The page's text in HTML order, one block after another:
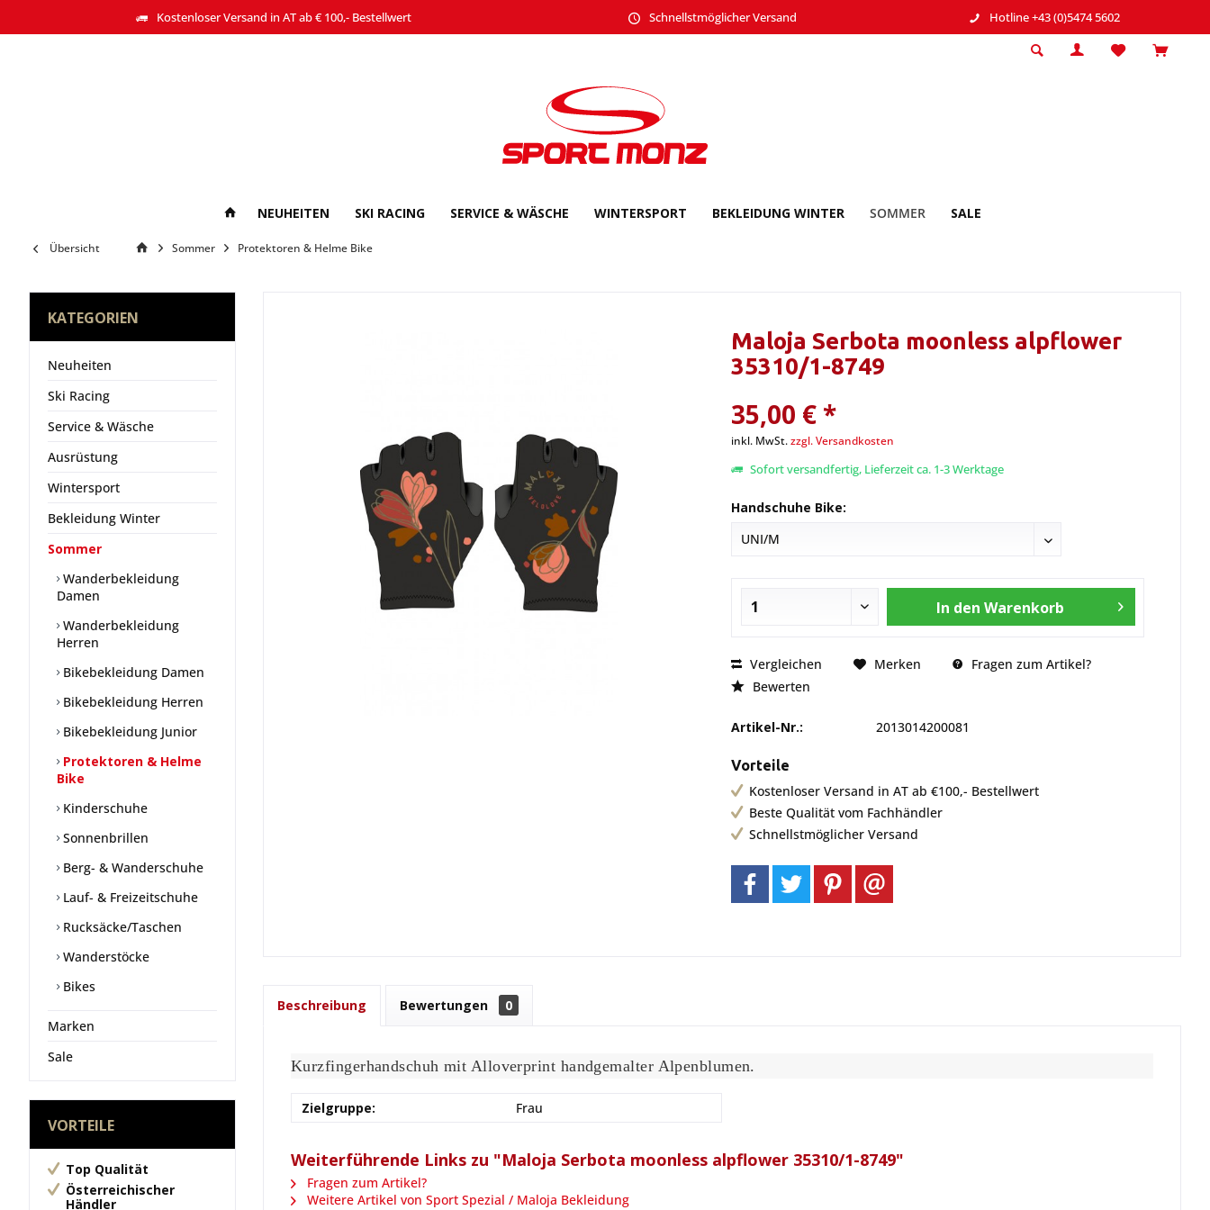
Kostenloser Versand in AT ab € 100,- Bestellwert Schnellstmöglicher Versand Hotline +43 (0)5474 5602
NEUHEITEN SKI RACING SERVICE & WÄSCHE WINTERSPORT BEKLEIDUNG WINTER SOMMER SALE
Übersicht Sommer Protektoren & Helme Bike
KATEGORIEN
Neuheiten
Ski Racing
Service & Wäsche
Ausrüstung
Wintersport
Bekleidung Winter
Sommer
Wanderbekleidung
Damen
Wanderbekleidung
Herren
Bikebekleidung Damen
Bikebekleidung Herren
Bikebekleidung Junior
Protektoren & Helme
Bike
Kinderschuhe
Sonnenbrillen
Berg- & Wanderschuhe
Lauf- & Freizeitschuhe
Rucksäcke/Taschen
Wanderstöcke
Bikes
Marken
Sale
VORTEILE
Top Qualität
Österreichischer
Händler
Maloja Serbota moonless alpflower
35310/1-8749
35,00 € *
inkl. MwSt.zzgl. Versandkosten
Sofort versandfertig, Lieferzeit ca. 1-3 Werktage
Handschuhe Bike:
In den Warenkorb
Vergleichen Merken
Fragen zum Artikel?
Bewerten
Artikel-Nr.: 2013014200081
Vorteile
Kostenloser Versand in AT ab €100,- Bestellwert
Beste Qualität vom Fachhändler
Schnellstmöglicher Versand
Beschreibung Bewertungen 0
Kurzfingerhandschuh mit Alloverprint handgemalter Alpenblumen.
Zielgruppe: Frau
Weiterführende Links zu "Maloja Serbota moonless alpflower 35310/1-8749"
Fragen zum Artikel?
Weitere Artikel von Sport Spezial / Maloja Bekleidung